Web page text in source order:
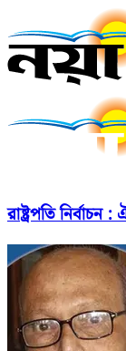
রাষ্ট্রপতি